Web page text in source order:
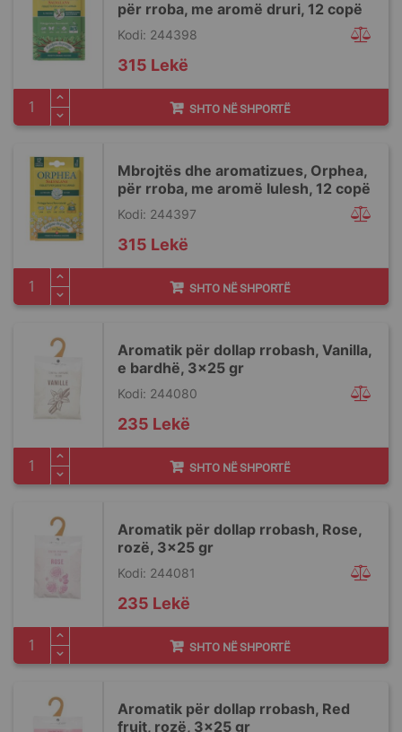
për rroba, me aromë druri, 12 copë
Kodi: 244398
315 Lekë
SHTO NË SHPORTË
Mbrojtës dhe aromatizues, Orphea,
për rroba, me aromë lulesh, 12 copë
Kodi: 244397
315 Lekë
SHTO NË SHPORTË
Aromatik për dollap rrobash, Vanilla,
e bardhë, 3x25 gr
Kodi: 244080
235 Lekë
SHTO NË SHPORTË
Aromatik për dollap rrobash, Rose,
rozë, 3x25 gr
Kodi: 244081
235 Lekë
SHTO NË SHPORTË
Aromatik për dollap rrobash, Red
fruit, rozë, 3x25 gr